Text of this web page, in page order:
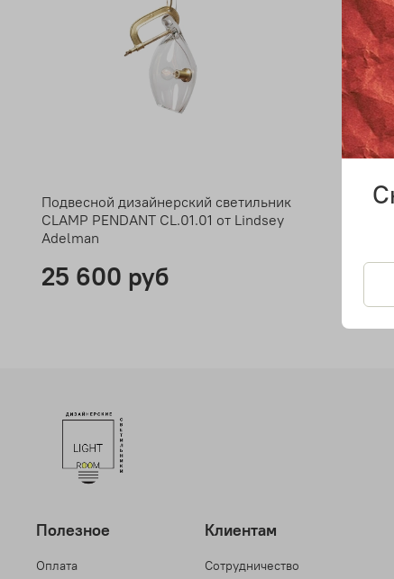
Подвесной дизайнерский светильник
CLAMP PENDANT CL.01.01 от Lindsey
Adelman
25 600 руб
Полезное
Оплата
Клиентам
Сотрудничество